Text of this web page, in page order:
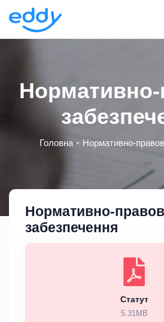
Головна Нормативно-
Нормативно-
забезпечення
Статут
5.31MB